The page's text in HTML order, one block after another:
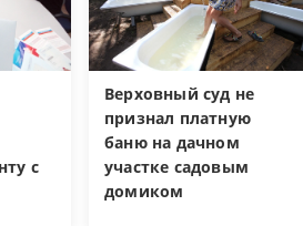
с
Верховный суд не
признал платную
баню на дачном
участке садовым
домиком